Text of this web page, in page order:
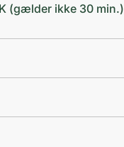
(gælder ikke 30 min.)